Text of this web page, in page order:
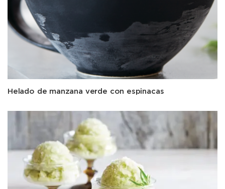
Helado de manzana verde con espinacas